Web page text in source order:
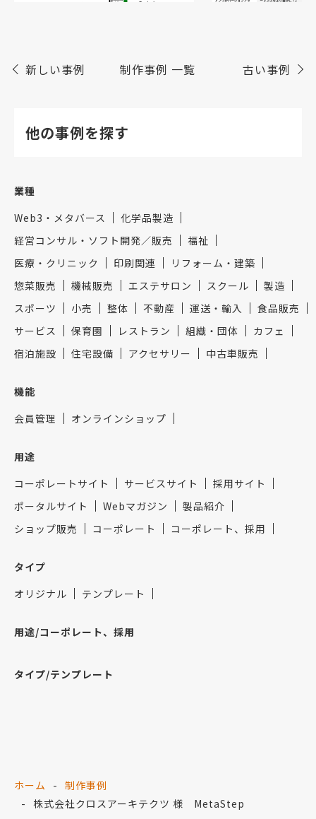
新しい事例 制作事例 一覧 古い事例
他の事例を探す
業種
Web3・メタバース
化学品製造
経営コンサル・ソフト開発／販売
福祉
医療・クリニック
印刷関連
リフォーム・建築
惣菜販売
機械販売 エステサロン スクール
製造
スポーツ
小売 整体 不動産 運送・輸入
食品販売
サービス
保育園 レストラン 組織・団体
カフェ
宿泊施設
住宅設備 アクセサリー 中古車販売
機能
会員管理
オンラインショップ
用途
コーポレートサイト
サービスサイト
採用サイト
ポータルサイト
Webマガジン
製品紹介
ショップ販売
コーポレート コーポレート、採用
タイプ
オリジナル
テンプレート
用途/コーポレート、採用
タイプ/テンプレート
ホーム
制作事例
株式会社クロスアーキテクツ 様 MetaStep